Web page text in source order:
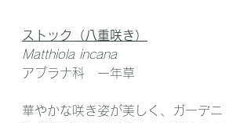
ストック（八重咲き）
Matthiola incana
アブラナ科　一年草
華やかな咲き姿が美しく、ガーデニ